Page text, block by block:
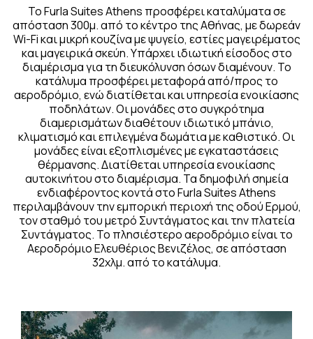
Το Furla Suites Athens προσφέρει καταλύματα σε
απόσταση 300μ. από το κέντρο της Αθήνας, με δωρεάν
Wi-Fi και μικρή κουζίνα με ψυγείο, εστίες μαγειρέματος
και μαγειρικά σκεύη. Υπάρχει ιδιωτική είσοδος στο
διαμέρισμα για τη διευκόλυνση όσων διαμένουν. Το
κατάλυμα προσφέρει μεταφορά από/προς το
αεροδρόμιο, ενώ διατίθεται και υπηρεσία ενοικίασης
ποδηλάτων. Οι μονάδες στο συγκρότημα
διαμερισμάτων διαθέτουν ιδιωτικό μπάνιο,
κλιματισμό και επιλεγμένα δωμάτια με καθιστικό. Οι
μονάδες είναι εξοπλισμένες με εγκαταστάσεις
θέρμανσης. Διατίθεται υπηρεσία ενοικίασης
αυτοκινήτου στο διαμέρισμα. Τα δημοφιλή σημεία
ενδιαφέροντος κοντά στο Furla Suites Athens
περιλαμβάνουν την εμπορική περιοχή της οδού Ερμού,
τον σταθμό του μετρό Συντάγματος και την πλατεία
Συντάγματος. Το πλησιέστερο αεροδρόμιο είναι το
Αεροδρόμιο Ελευθέριος Βενιζέλος, σε απόσταση
32χλμ. από το κατάλυμα.